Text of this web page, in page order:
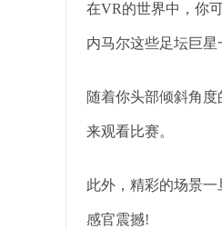
在VR的世界中，你
内马尔这些足坛巨
随着你头部倾斜角
来观看比赛。
此外，精彩的场景
感官震撼!